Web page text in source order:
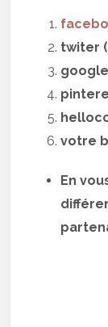
twiter
google
votre
En